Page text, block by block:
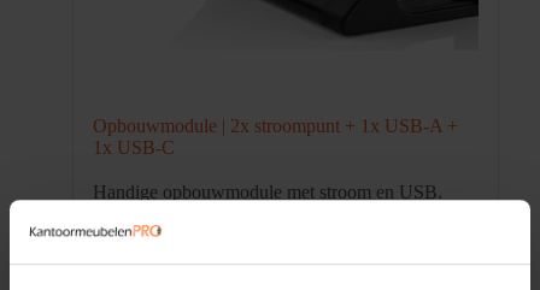
Opbouwmodule | 2x stroompunt + 1x USB-A +
1x USB-C
Handige opbouwmodule met stroom en USB.
zonder gaten in je bureau.